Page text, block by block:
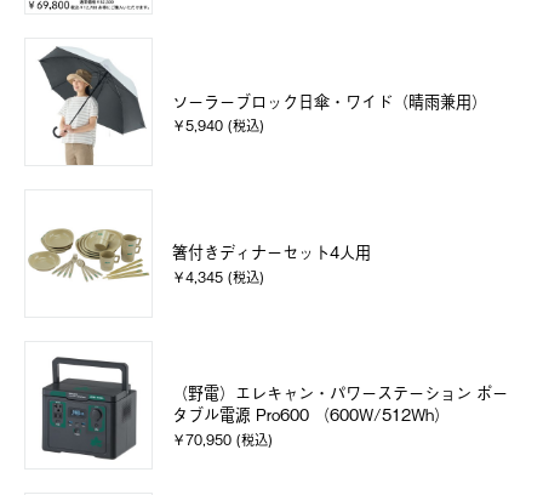
ソーラーブロック日傘・ワイド（晴雨兼用）
￥5,940 (税込)
箸付きディナーセット4人用
￥4,345 (税込)
（野電）エレキャン・パワーステーション ポー
タブル電源 Pro600 （600W/512Wh）
￥70,950 (税込)